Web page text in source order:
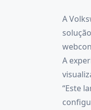
A
A
“Este